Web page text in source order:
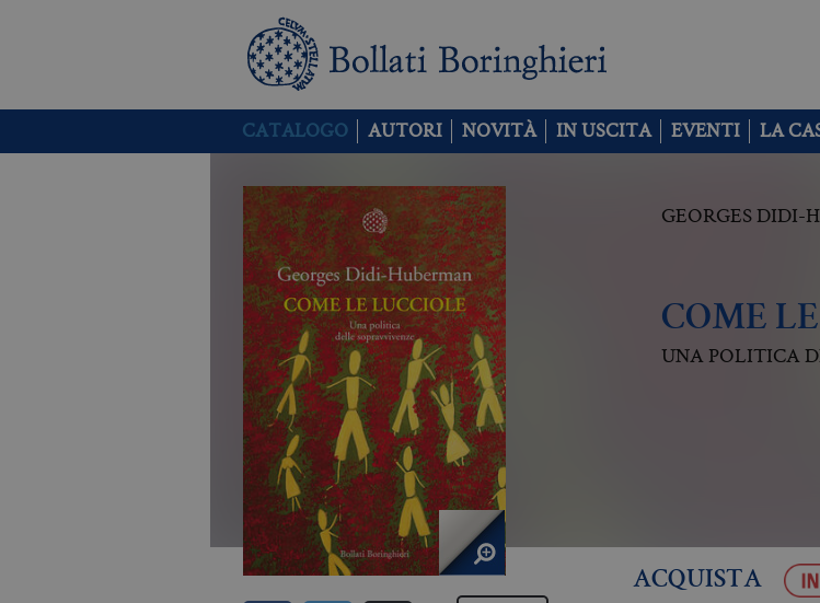
CATALOGO AUTORI NOVITÀ IN USCITA EVENTI LA
GEORGES DIDI-
COME
UNA POLITICA
ACQUISTA